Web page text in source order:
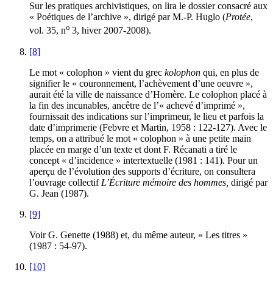
Sur les pratiques archivistiques, on lira le dossier consacré aux
« Poétiques de l’archive », dirigé par M.-P. Huglo (Protée,
vol. 35, no 3, hiver 2007-2008).
[8]
Le mot « colophon » vient du grec kolophon qui, en plus de
signifier le « couronnement, l’achèvement d’une oeuvre »,
aurait été la ville de naissance d’Homère. Le colophon placé à
la fin des incunables, ancêtre de l’« achevé d’imprimé »,
fournissait des indications sur l’imprimeur, le lieu et parfois la
date d’imprimerie (Febvre et Martin, 1958 : 122-127). Avec le
temps, on a attribué le mot « colophon » à une petite main
placée en marge d’un texte et dont F. Récanati a tiré le
concept « d’incidence » intertextuelle (1981 : 141). Pour un
aperçu de l’évolution des supports d’écriture, on consultera
l’ouvrage collectif L’Écriture mémoire des hommes, dirigé par
G. Jean (1987).
[9]
Voir G. Genette (1988) et, du même auteur, « Les titres »
(1987 : 54-97).
[10]